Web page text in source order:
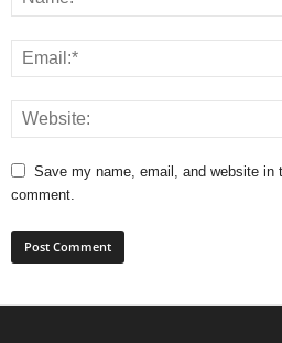
Save my name, email, and website in
comment.